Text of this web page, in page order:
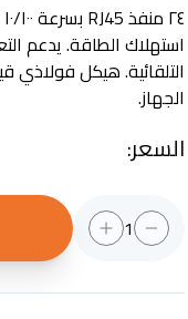
الجهاز.
السعر:
1